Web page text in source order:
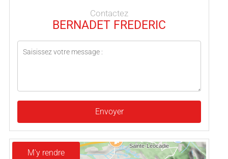
Contactez
BERNADET FREDERIC
Envoyer
M'y rendre